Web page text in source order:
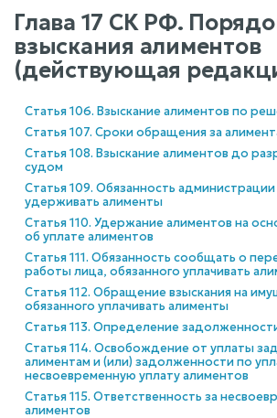
Глава 17 СК РФ.
взыскания алиментов
(действующая
Статья 106. Взыскание алиментов по
Статья 107. Сроки обращения за
Статья 108. Взыскание алиментов до
судом
Статья 109. Обязанность
удерживать алименты
Статья 110. Удержание алиментов на
об уплате алиментов
Статья 111. Обязанность сообщать о
работы лица, обязанного уплачивать
Статья 112. Обращение взыскания на
обязанного уплачивать алименты
Статья 113. Определение
Статья 114. Освобождение от уплаты
алиментам и (или) задолженности по
несвоевременную уплату алиментов
Статья 115. Ответственность за
алиментов